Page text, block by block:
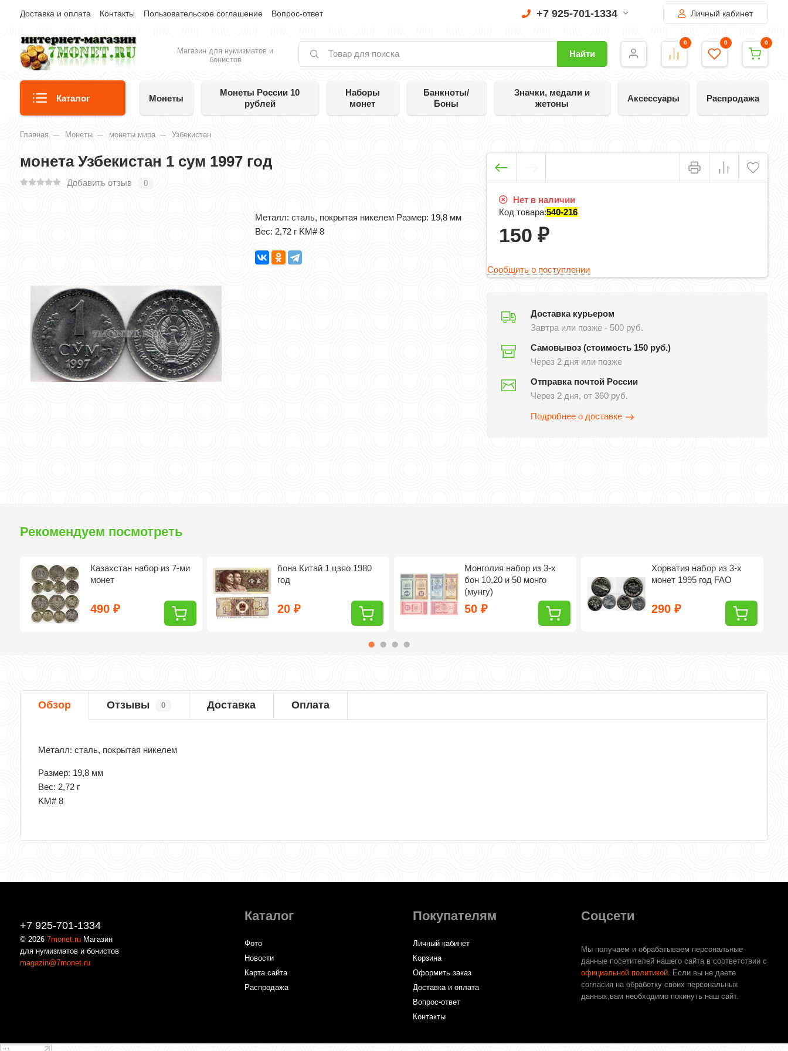
Доставка и оплата Контакты Пользовательское соглашение Вопрос-ответ +7 925-701-1334 Личный кабинет
Магазин для нумизматов и
бонистов
Найти
0 0 0
Каталог Монеты
Монеты России 10
рублей
Наборы
монет
Банкноты/
Боны
Значки, медали и
жетоны
Аксессуары Распродажа
Главная Монеты монеты мира Узбекистан
монета Узбекистан 1 сум 1997 год
Добавить отзыв 0
​Металл: сталь, покрытая никелем Размер: 19,8 мм
Вес: 2,72​ г KM# 8​ ​
Нет в наличии
Код товара:540-216
150 ₽
Сообщить о поступлении
Доставка курьером
Завтра или позже - 500 руб.
Самовывоз (стоимость 150 руб.)
Через 2 дня или позже
Отправка почтой России
Через 2 дня, от 360 руб.
Подробнее о доставке
Рекомендуем посмотреть
Казахстан набор из 7-ми
монет
490₽
бона Китай 1 цзяо 1980
год
20₽
Монголия набор из 3-х
бон 10,20 и 50 монго
(мунгу)
50₽
Хорватия набор из 3-х
монет 1995 год FAO
290₽
Обзор Отзывы 0 Доставка Оплата
Металл: сталь, покрытая никелем
Размер: 19,8 мм
Вес: 2,72 г
KM# 8
+7 925-701-1334
© 20267monet.ru Магазин
для нумизматов и бонистов
magazin@7monet.ru
Каталог
Фото
Новости
Карта сайта
Распродажа
Покупателям
Личный кабинет
Корзина
Оформить заказ
Доставка и оплата
Вопрос-ответ
Контакты
Соцсети
Мы получаем и обрабатываем персональные
данные посетителей нашего сайта в соответствии с
официальной политикой. Если вы не даете
согласия на обработку своих персональных
данных,вам необходимо покинуть наш сайт.